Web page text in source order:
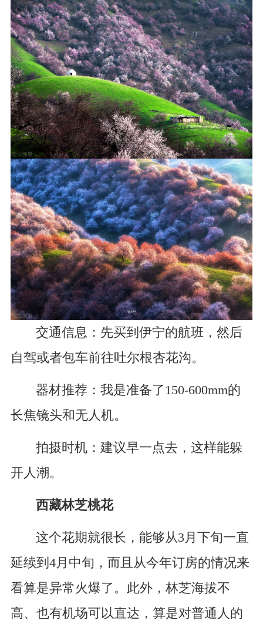
交通信息：先买到伊宁的航班，然后
自驾或者包车前往吐尔根杏花沟。
器材推荐：我是准备了150-600mm的
长焦镜头和无人机。
拍摄时机：建议早一点去，这样能躲
开人潮。
西藏林芝桃花
这个花期就很长，能够从3月下旬一直
延续到4月中旬，而且从今年订房的情况来
看算是异常火爆了。此外，林芝海拔不
高、也有机场可以直达，算是对普通人的